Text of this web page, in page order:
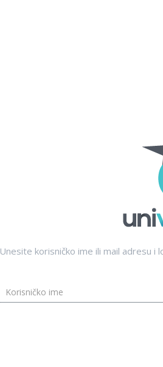
Unesite korisničko ime ili mail adresu i